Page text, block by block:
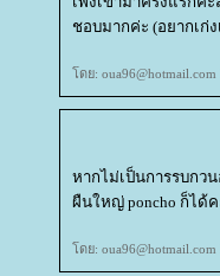
ชอบมากค่ะ (อยากเก่
ดย:
หากไม่เป็นการรบกว
ผืนใหญ่ poncho ก็ได้ค
ดย: